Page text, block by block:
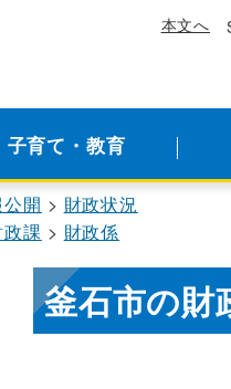
本文へ
子育て・教育
開
財政状況
政課 財政係
釜石市の財